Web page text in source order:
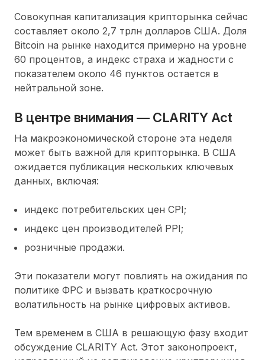
Совокупная капитализация крипторынка сейчас
составляет около 2,7 трлн долларов США. Доля
Bitcoin на рынке находится примерно на уровне
60 процентов, а индекс страха и жадности с
показателем около 46 пунктов остается в
нейтральной зоне.
В центре внимания — CLARITY Act
На макроэкономической стороне эта неделя
может быть важной для крипторынка. В США
ожидается публикация нескольких ключевых
данных, включая:
индекс потребительских цен CPI;
индекс цен производителей PPI;
розничные продажи.
Эти показатели могут повлиять на ожидания по
политике ФРС и вызвать краткосрочную
волатильность на рынке цифровых активов.
Тем временем в США в решающую фазу входит
обсуждение CLARITY Act. Этот законопроект,